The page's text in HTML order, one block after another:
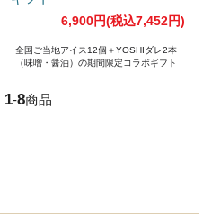
6,900円(税込7,452円)
全国ご当地アイス12個＋YOSHIダレ2本
（味噌・醤油）の期間限定コラボギフト
1-8商品